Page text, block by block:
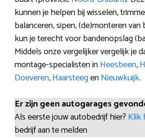
kunnen je helpen bij wisselen,
balanceren, sipen, (de)monteren van
kun je terecht voor bandenopslag
Middels onze vergelijker vergelijk je
montage-specialisten inHeesbeen,
Doeveren,HaarsteegenNieuwkuijk.
Er zijn geen autogarages
Als eerste jouw autobedrijf hier? Klik
bedrijf aan te melden